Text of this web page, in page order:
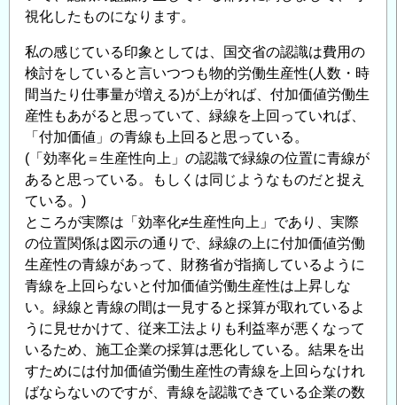
視化したものになります。
私の感じている印象としては、国交省の認識は費用の
検討をしていると言いつつも物的労働生産性(人数・時
間当たり仕事量が増える)が上がれば、付加価値労働生
産性もあがると思っていて、緑線を上回っていれば、
「付加価値」の青線も上回ると思っている。
(「効率化＝生産性向上」の認識で緑線の位置に青線が
あると思っている。もしくは同じようなものだと捉え
ている。)
ところが実際は「効率化≠生産性向上」であり、実際
の位置関係は図示の通りで、緑線の上に付加価値労働
生産性の青線があって、財務省が指摘しているように
青線を上回らないと付加価値労働生産性は上昇しな
い。緑線と青線の間は一見すると採算が取れているよ
うに見せかけて、従来工法よりも利益率が悪くなって
いるため、施工企業の採算は悪化している。結果を出
すためには付加価値労働生産性の青線を上回らなけれ
ばならないのですが、青線を認識できている企業の数